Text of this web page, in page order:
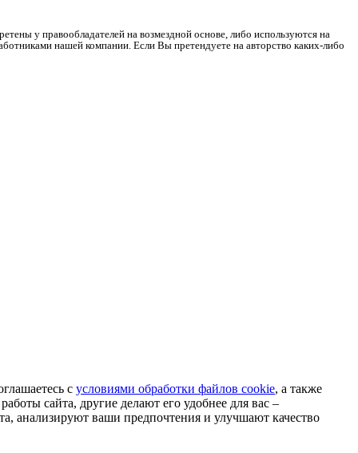
у правообладателей на возмездной основе, либо используются на
нашей компании. Если Вы претендуете на авторство каких-либо
с условиями обработки файлов cookie, а также
сайта, другие делают его удобнее для вас –
анализируют ваши предпочтения и улучшают качество